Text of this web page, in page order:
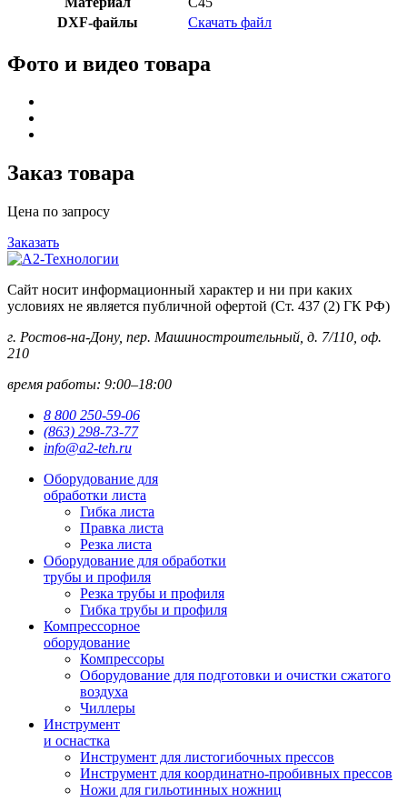
DXF-файлы
Скачать файл
Фото и видео товара
Заказ товара
Цена по запросу
Заказать
Сайт носит информационный характер и ни при каких
условиях не является публичной офертой (Ст. 437 (2) ГК РФ)
г. Ростов-на-Дону, пер. Машиностроительный, д. 7/110, оф.
210
время работы: 9:00–18:00
8 800 250-59-06
(863) 298-73-77
info@a2-teh.ru
Оборудование для
обработки листа
Гибка листа
Правка листа
Резка листа
Оборудование для обработки
трубы и профиля
Резка трубы и профиля
Гибка трубы и профиля
Компрессорное
оборудование
Компрессоры
Оборудование для подготовки и очистки сжатого
воздуха
Чиллеры
Инструмент
и оснастка
Инструмент для листогибочных прессов
Инструмент для координатно-пробивных прессов
Ножи для гильотинных ножниц